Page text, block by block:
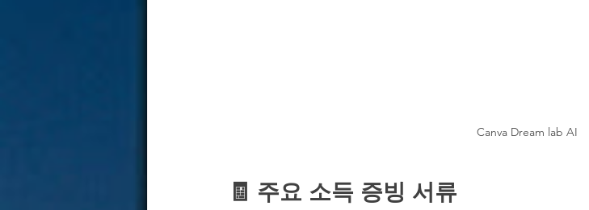
Canva Dream lab AI
🧾 주요 소득 증빙 서류